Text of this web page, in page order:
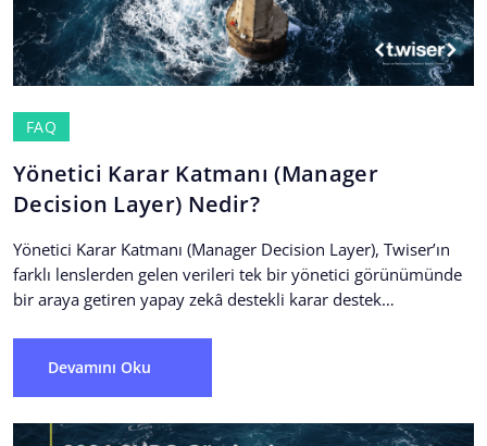
FAQ
Yönetici Karar Katmanı (Manager
Decision Layer) Nedir?
Yönetici Karar Katmanı (Manager Decision Layer), Twiser’ın
farklı lenslerden gelen verileri tek bir yönetici görünümünde
bir araya getiren yapay zekâ destekli karar destek
Devamını Oku